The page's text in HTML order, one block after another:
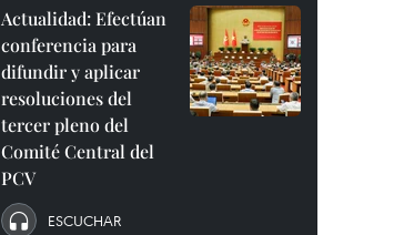
Actualidad: Efectúan
conferencia para
difundir y aplicar
resoluciones del
tercer pleno del
Comité Central del
PCV
ESCUCHAR